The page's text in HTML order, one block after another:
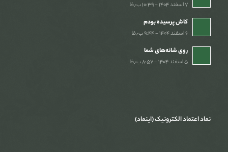
۷ اسفند ۱۴۰۴ - ۱۰:۳۹ ب٫ظ
کاش پرسیده بودم
۶ اسفند ۱۴۰۴ - ۹:۴۴ ب٫ظ
روی شانه‌های شما
۵ اسفند ۱۴۰۴ - ۸:۵۷ ب٫ظ
نماد اعتماد الکترونیک (اینماد)